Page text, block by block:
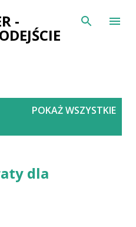
zawartości
-
POKAŻ WSZYSTKIE
dla